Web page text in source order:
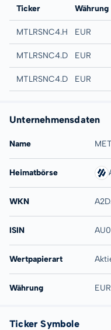
Börse
Ticker Währung
Hamburg
MTLRSNC4.HAMB
EUR
Quotrix
MTLRSNC4.DUSDEUR
Düsseldorf
MTLRSNC4.DUSBEUR
Unternehmensdaten
Name
Heimatbörse
WKN
ISIN
Wertpapierart
Währung EUR
Ticker Symbole